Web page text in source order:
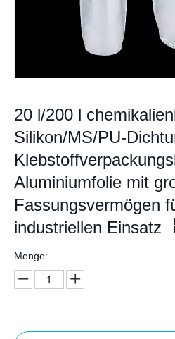
20 l/200 l
Silikon/MS/PU-
Aluminiumfolie mit
Fassungsvermögen
industriellen Einsatz
Menge: